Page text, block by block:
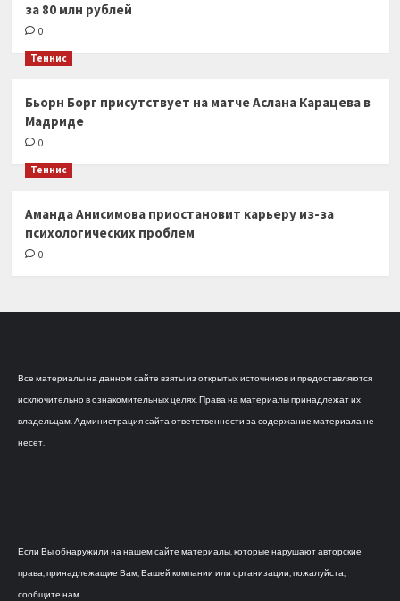
за 80 млн рублей
0
Теннис
Бьорн Борг присутствует на матче Аслана Карацева в
Мадриде
0
Теннис
Аманда Анисимова приостановит карьеру из-за
психологических проблем
0
Все материалы на данном сайте взяты из открытых источников и предоставляются
исключительно в ознакомительных целях. Права на материалы принадлежат их
владельцам. Администрация сайта ответственности за содержание материала не
несет.
Если Вы обнаружили на нашем сайте материалы, которые нарушают авторские
права, принадлежащие Вам, Вашей компании или организации, пожалуйста,
сообщите нам.